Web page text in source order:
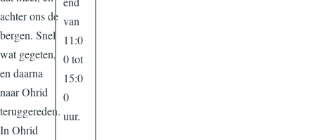
achter ons de
bergen. Snel
wat gegeten,
en daarna
naar Ohrid
teruggereden.
In Ohrid
van
11:0
0 tot
15:0
0
uur.